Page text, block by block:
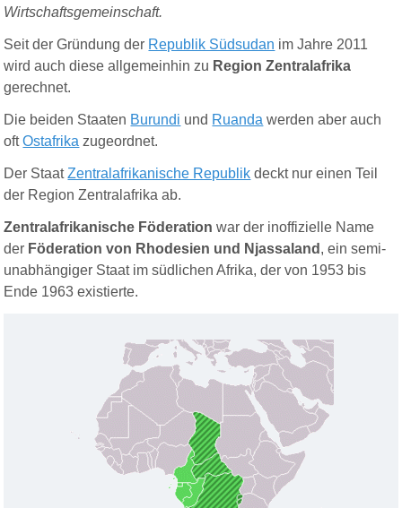
Wirtschaftsgemeinschaft.
Seit der Gründung der Republik Südsudan im Jahre 2011
wird auch diese allgemeinhin zu Region Zentralafrika
gerechnet.
Die beiden Staaten Burundi und Ruanda werden aber auch
oftOstafrika zugeordnet.
Der StaatZentralafrikanische Republik deckt nur einen Teil
der Region Zentralafrika ab.
Zentralafrikanische Föderation war der inoffizielle Name
der Föderation von Rhodesien und Njassaland , ein semi-
unabhängiger Staat im südlichen Afrika, der von 1953 bis
Ende 1963 existierte.